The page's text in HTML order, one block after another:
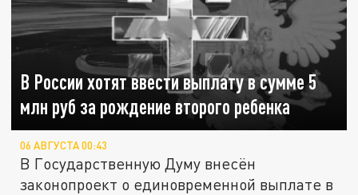
В России хотят ввести выплату в сумме 5
млн руб за рождение второго ребенка
06 АВГУСТА 00:43
В Государственную Думу внесён
законопроект о единовременной выплате в